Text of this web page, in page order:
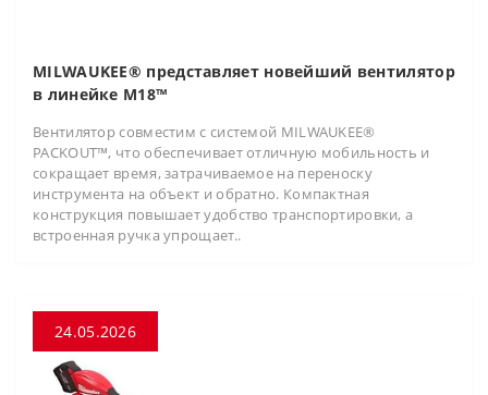
MILWAUKEE® представляет новейший вентилятор
в линейке M18™
Вентилятор совместим с системой MILWAUKEE®
PACKOUT™, что обеспечивает отличную мобильность и
сокращает время, затрачиваемое на переноску
инструмента на объект и обратно. Компактная
конструкция повышает удобство транспортировки, а
встроенная ручка упрощает..
24.05.2026